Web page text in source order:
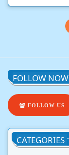
FOLLOW NOW
FOLLOW US
CATEGORIES